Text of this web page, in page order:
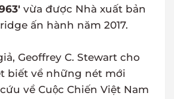
vừa được Nhà xuất bản
ấn hành năm 2017.
Geoffrey C. Stewart cho
biết về những nét mới
về Cuộc Chiến Việt Nam